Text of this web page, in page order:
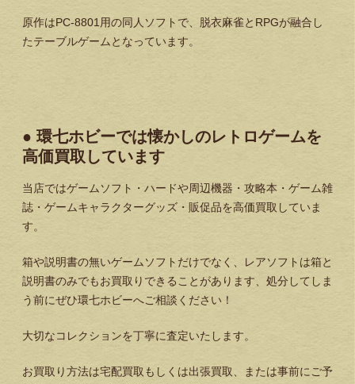
原作はPC-8801 用の同人ソフトで、脱衣麻雀と RPGが融合し
たテーブルゲームとなっています。
● 環七ホビーでは懐かしのレトロゲームを
高価買取しています
当店ではゲームソフト・ハードや周辺機器・攻略本・ゲーム雑
誌・ゲームキャラクターグッズ・販促品を高価買取していま
す。
箱や説明書の無いゲームソフトだけでなく、レアソフトは箱と
説明書のみでもお買取りできることがあります、処分してしま
う前にぜひ環七ホビーへご相談ください！
大切なコレクションを丁寧に査定いたします。
お買取り方法は宅配買取もしくは出張買取、または事前にご予